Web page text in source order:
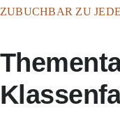
ZUBUCHBAR ZU